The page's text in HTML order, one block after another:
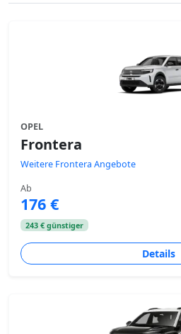
OPEL
Frontera
Weitere Frontera Angebote
Ab
176 €
243 € günstiger
Details